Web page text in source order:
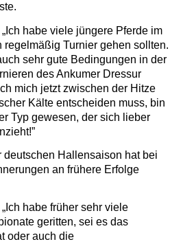
„Ich habe viele jüngere Pferde im
regelmäßig Turnier gehen sollten.
sehr gute Bedingungen in der
des Ankumer Dressur
mich jetzt zwischen der Hitze
Kälte entscheiden muss, bin
Typ gewesen, der sich lieber
deutschen Hallensaison hat bei
an frühere Erfolge
„Ich habe früher sehr viele
geritten, sei es das
oder auch die